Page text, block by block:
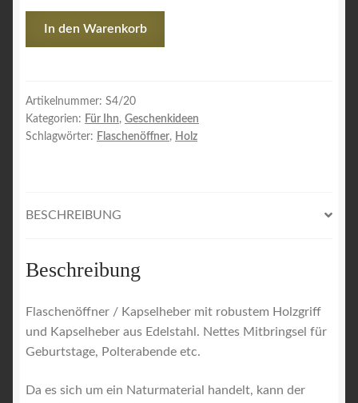
Menge
In den Warenkorb
Artikelnummer: S4/20
Kategorien: Für Ihn, Geschenkideen
Schlagwörter: Flaschenöffner, Holz
BESCHREIBUNG
Beschreibung
Flaschenöffner / Kapselheber mit robustem Holzgriff
und Kapselheber aus Edelstahl. Nettes Mitbringsel für
Geburtstage, Polterabende etc.
Da es sich um ein Naturmaterial handelt, kann der